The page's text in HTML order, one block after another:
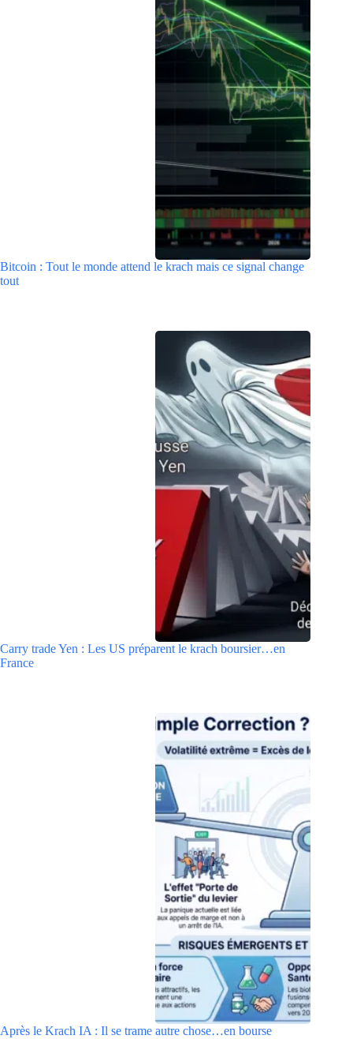
Bitcoin : Tout le monde attend le krach mais ce signal change
tout
Carry trade Yen : Les US préparent le krach boursier…en
France
Après le Krach IA : Il se trame autre chose…en bourse